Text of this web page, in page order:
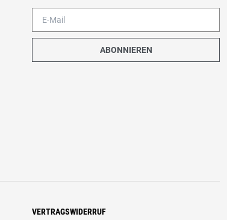
ABONNIEREN
VERTRAGSWIDERRUF